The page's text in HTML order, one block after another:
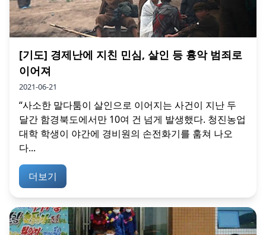
[기도] 경제난에 지친 민심, 살인 등 흉악 범죄로
이어져
2021-06-21
“사소한 말다툼이 살인으로 이어지는 사건이 지난 두
달간 함경북도에서만 10여 건 넘게 발생했다. 청진농업
대학 학생이 야간에 경비원의 손전화기를 훔쳐 나오
다...
더보기